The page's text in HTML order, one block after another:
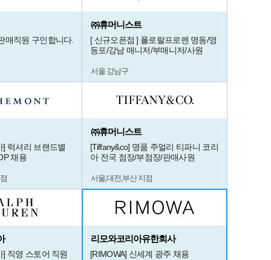
매직원 구인합니다.
㈜휴머니스트
[ 신규오픈점 ] 폴로랄프로렌 명동/영
등포/강남 매니저/부매니저/사원
서울 강남구
럭셔리 브랜드별
채용
㈜휴머니스트
[Tiffany&co] 명품 주얼리 티파니 코리
아 전국 점장/부점장/판매사원
서울,대전,부산 지점
직영 스토어 직원
리모와코리아유한회사
[RIMOWA] 신세계 광주 채용